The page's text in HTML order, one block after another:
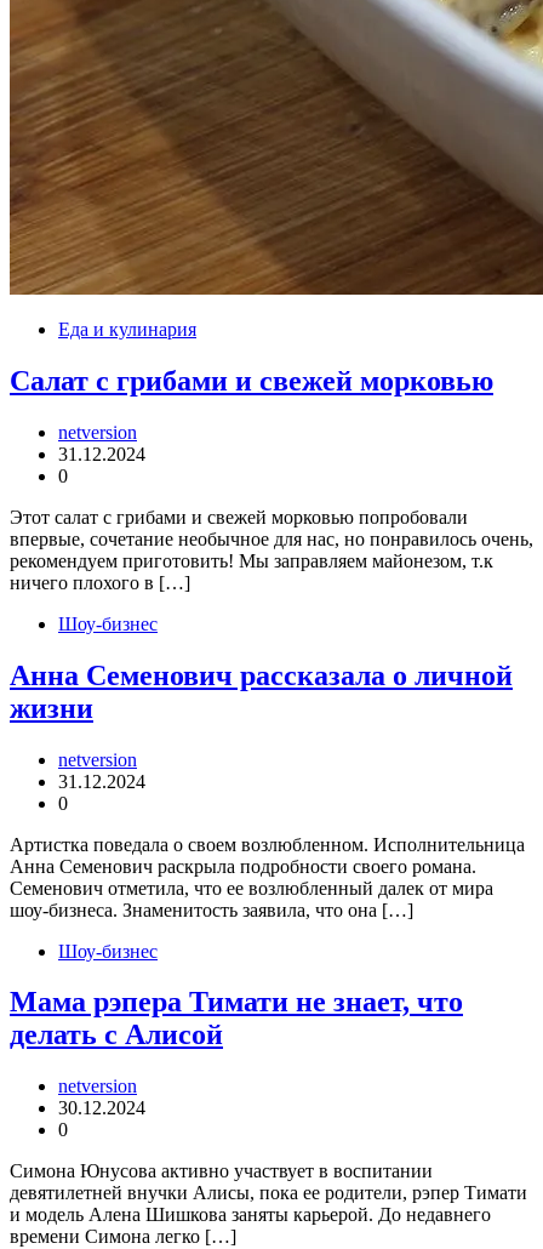
Еда и кулинария
Салат с грибами и свежей морковью
netversion
31.12.2024
0
Этот салат с грибами и свежей морковью попробовали
впервые, сочетание необычное для нас, но понравилось очень,
рекомендуем приготовить! Мы заправляем майонезом, т.к
ничего плохого в […]
Шоу-бизнес
Анна Семенович рассказала о личной
жизни
netversion
31.12.2024
0
Артистка поведала о своем возлюбленном. Исполнительница
Анна Семенович раскрыла подробности своего романа.
Семенович отметила, что ее возлюбленный далек от мира
шоу-бизнеса. Знаменитость заявила, что она […]
Шоу-бизнес
Мама рэпера Тимати не знает, что
делать с Алисой
netversion
30.12.2024
0
Симона Юнусова активно участвует в воспитании
девятилетней внучки Алисы, пока ее родители, рэпер Тимати
и модель Алена Шишкова заняты карьерой. До недавнего
времени Симона легко […]